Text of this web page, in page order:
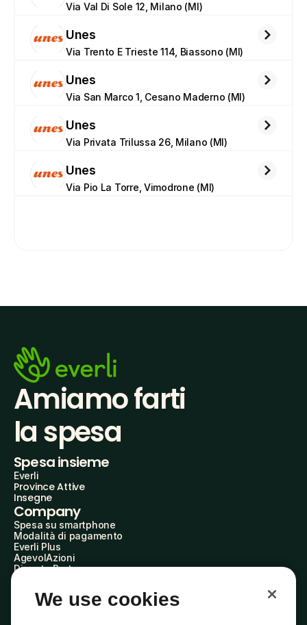
Via Val Di Sole 12, Milano (MI)
Unes
Via Trento E Trieste 114, Biassono (MI)
Unes
Via San Marco 1, Cesano Maderno (MI)
Unes
Via Privata Trilussa 26, Milano (MI)
Unes
Via Pio La Torre, Vimodrone (MI)
Amiamo farti
la spesa
Spesa insieme
Everli
Province Attive
Insegne
Company
Spesa su smartphone
Modalità di pagamento
Everli Plus
AgevolAzioni
Diventa Partner
Everli Shoppers
About Us
We use cookies